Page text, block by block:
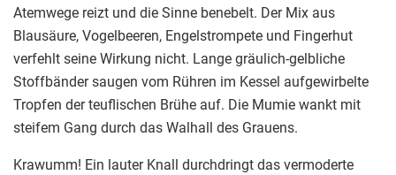
Atemwege reizt und die Sinne benebelt. Der Mix aus
Blausäure, Vogelbeeren, Engelstrompete und Fingerhut
verfehlt seine Wirkung nicht. Lange gräulich-gelbliche
Stoffbänder saugen vom Rühren im Kessel aufgewirbelte
Tropfen der teuflischen Brühe auf. Die Mumie wankt mit
steifem Gang durch das Walhall des Grauens.
Krawumm! Ein lauter Knall durchdringt das vermoderte